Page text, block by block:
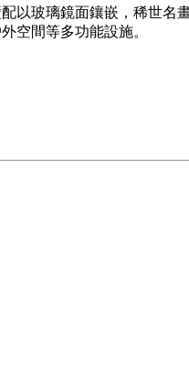
玻璃鏡面鑲嵌，稀世名
空間等多功能設施。